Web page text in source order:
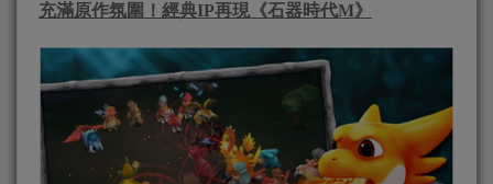
充滿原作氛圍！經典IP再現《石器時代M》